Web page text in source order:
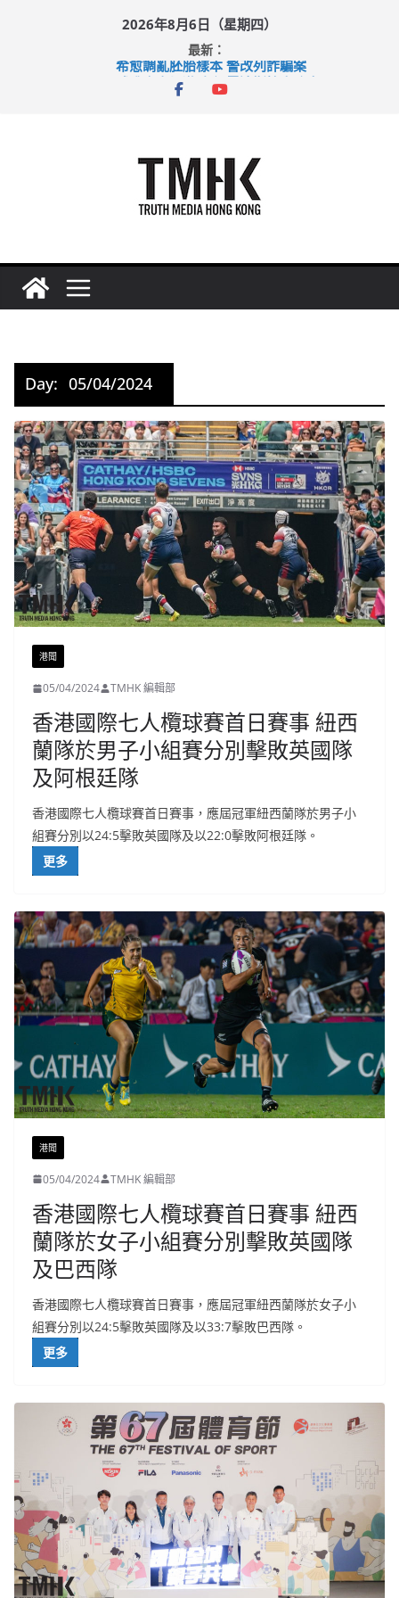
2026年8月6日（星期四）
最新：
希愈調亂胚胎樣本 警改列詐騙案
足球盛會次場激戰 祖雲達斯挫車路士
Day: 05/04/2024
港聞
05/04/2024 TMHK 編輯部
香港國際七人欖球賽首日賽事 紐西
蘭隊於男子小組賽分別擊敗英國隊
及阿根廷隊
香港國際七人欖球賽首日賽事，應屆冠軍紐西蘭隊於男子小
組賽分別以24:5擊敗英國隊及以22:0擊敗阿根廷隊。
更多
港聞
05/04/2024 TMHK 編輯部
香港國際七人欖球賽首日賽事 紐西
蘭隊於女子小組賽分別擊敗英國隊
及巴西隊
香港國際七人欖球賽首日賽事，應屆冠軍紐西蘭隊於女子小
組賽分別以24:5擊敗英國隊及以33:7擊敗巴西隊。
更多